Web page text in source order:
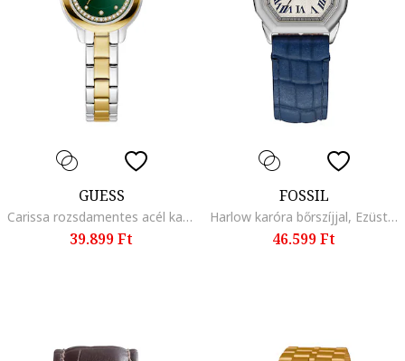
GUESS
Carissa rozsdamentes acél karóra, Ezüstszín/Aranyszín
39.899 Ft
FOSSIL
Harlow karóra bőrszíjjal, Ezüstszín, Kék
46.599 Ft